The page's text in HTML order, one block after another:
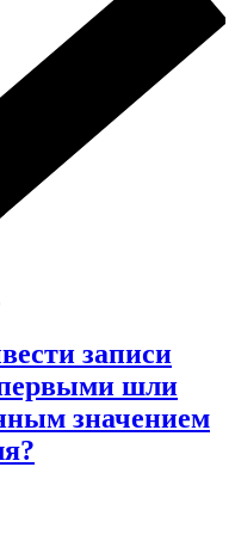
записи
шли
значением